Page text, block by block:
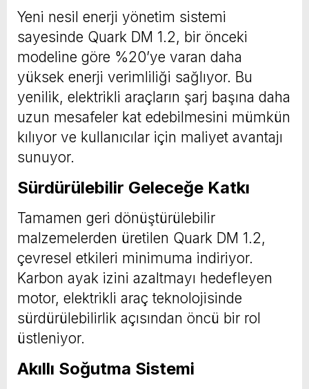
Yeni nesil enerji yönetim sistemi
sayesinde Quark DM 1.2, bir önceki
modeline göre %20’ye varan daha
yüksek enerji verimliliği sağlıyor. Bu
yenilik, elektrikli araçların şarj başına daha
uzun mesafeler kat edebilmesini mümkün
kılıyor ve kullanıcılar için maliyet avantajı
sunuyor.
Sürdürülebilir Geleceğe Katkı
Tamamen geri dönüştürülebilir
malzemelerden üretilen Quark DM 1.2,
çevresel etkileri minimuma indiriyor.
Karbon ayak izini azaltmayı hedefleyen
motor, elektrikli araç teknolojisinde
sürdürülebilirlik açısından öncü bir rol
üstleniyor.
Akıllı Soğutma Sistemi